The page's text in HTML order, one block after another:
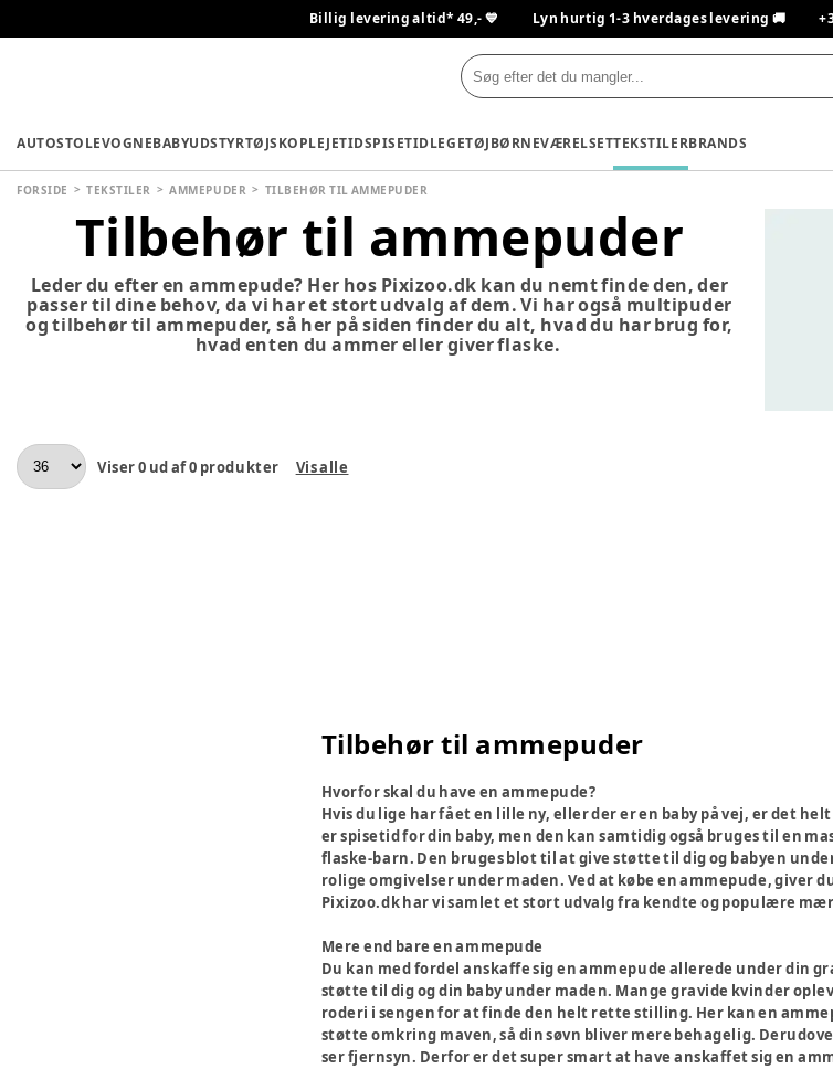
Billig levering altid* 49,- 💙 Lyn hurtig 1-3 hverdages levering 🚚
AUTOSTOLEVOGNEBABYUDSTYRTØJSKOPLEJETIDSPISETIDLEGETØJBØRNEVÆRELSETTEKSTILERBRANDS
FORSIDE TEKSTILER AMMEPUDER TILBEHØR TIL AMMEPUDER
Tilbehør til ammepuder
Leder du efter en ammepude? Her hos Pixizoo.dk kan du nemt finde den, der
passer til dine behov, da vi har et stort udvalg af dem. Vi har også multipuder
og tilbehør til ammepuder, så her på siden finder du alt, hvad du har brug for,
hvad enten du ammer eller giver flaske.
Viser0 ud af0 produkter Vis alle
Tilbehør til ammepuder
Hvorfor skal du have en ammepude?
Hvis du lige har fået en lille ny, eller der er en baby på vej, er det
er spisetid for din baby, men den kan samtidig også bruges til en
flaske-barn. Den bruges blot til at give støtte til dig og babyen
rolige omgivelser under maden. Ved at købe en ammepude, giver
Pixizoo.dk har vi samlet et stort udvalg fra kendte og populære
Mere end bare en ammepude
Du kan med fordel anskaffe sig en ammepude allerede under din
støtte til dig og din baby under maden. Mange gravide kvinder
roderi i sengen for at finde den helt rette stilling. Her kan en
støtte omkring maven, så din søvn bliver mere behagelig.
ser fjernsyn. Derfor er det super smart at have anskaffet sig en